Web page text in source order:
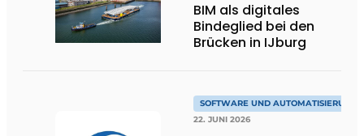
BIM als digitales
Bindeglied bei den
Brücken in IJburg
SOFTWARE UND AUTOMATISIERUNG
22. JUNI 2026